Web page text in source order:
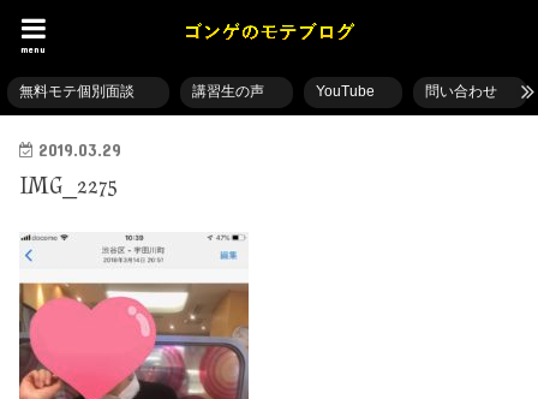
menu
無料モテ個別面談 講習生の声 YouTube 問い合わせ
2019.03.29
IMG_2275